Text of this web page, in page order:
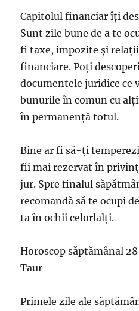
Capitolul financiar îţi
Sunt zile bune de a te
fi taxe, impozite şi
financiare. Poţi
documentele juridice ce
bunurile în comun cu
în permanenţă totul.
Bine ar fi să-ți
fii mai rezervat în
jur. Spre finalul
recomandă să te ocupi
ta în ochii celorlalţi.
Horoscop săptămânal
Taur
Primele zile ale